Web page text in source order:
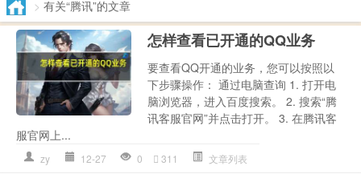
> 有关“腾讯”的文章
怎样查看已开通的QQ业务
要查看QQ开通的业务，您可以按照以
下步骤操作： 通过电脑查询 1. 打开电
脑浏览器，进入百度搜索。 2. 搜索“腾
讯客服官网”并点击打开。 3. 在腾讯客
服官网上...
zy 12-27 0 311 文章列表